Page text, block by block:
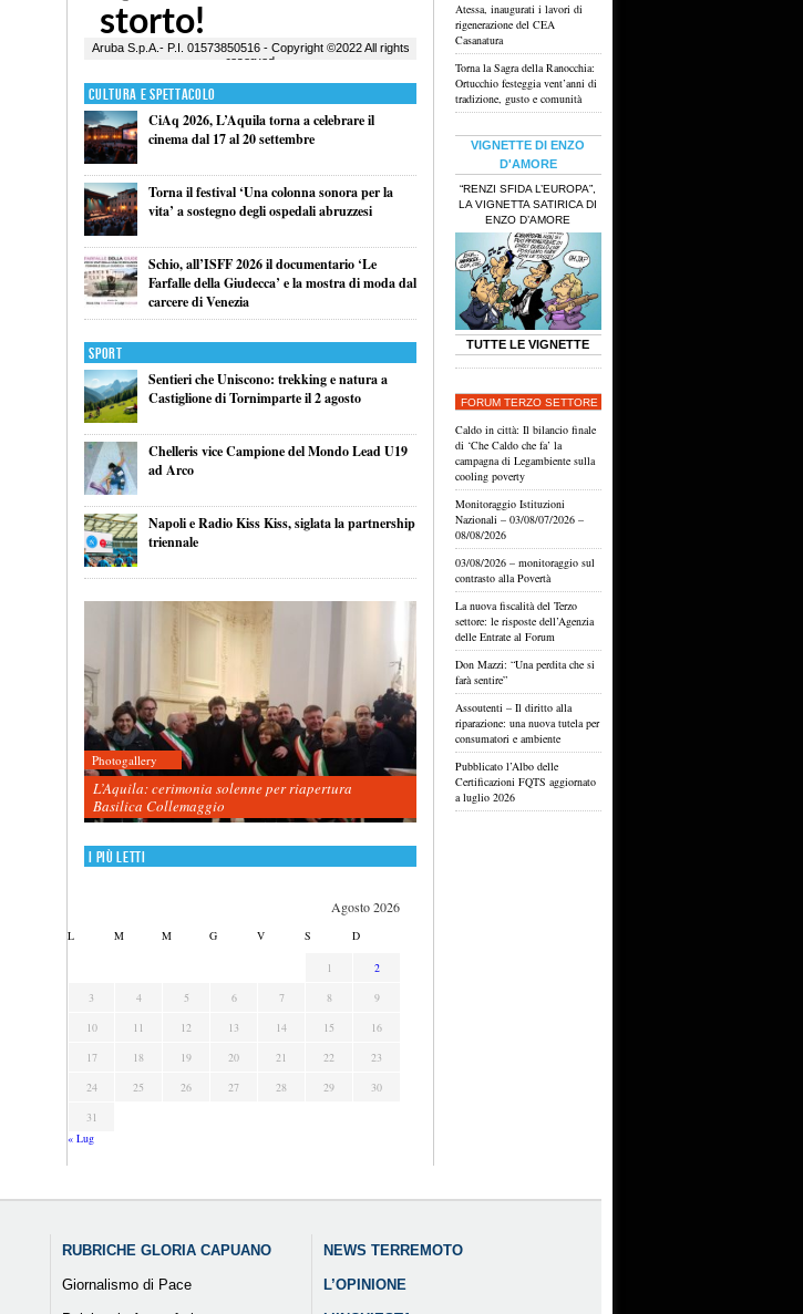
Cultura e Spettacolo
CiAq 2026, L’Aquila torna a celebrare il
cinema dal 17 al 20 settembre
Torna il festival ‘Una colonna sonora per la
vita’ a sostegno degli ospedali abruzzesi
Schio, all’ISFF 2026 il documentario ‘Le
Farfalle della Giudecca’ e la mostra di moda dal
carcere di Venezia
Sport
Sentieri che Uniscono: trekking e natura a
Castiglione di Tornimparte il 2 agosto
Chelleris vice Campione del Mondo Lead U19
ad Arco
Napoli e Radio Kiss Kiss, siglata la partnership
triennale
Photogallery
L’Aquila: cerimonia solenne per riapertura
Basilica Collemaggio
I più letti
Agosto 2026
L M M G V S D
1
2
3
4 5 6 7 8
9
10
11 12 13 14 15
16
17
18 19 20 21 22
23
24
25 26 27 28 29
30
31
« Lug
Atessa, inaugurati i lavori di
rigenerazione del CEA
Casanatura
Torna la Sagra della Ranocchia:
Ortucchio festeggia vent’anni di
tradizione, gusto e comunità
VIGNETTE DI ENZO
D'AMORE
“RENZI SFIDA L’EUROPA”,
LA VIGNETTA SATIRICA DI
ENZO D’AMORE
TUTTE LE VIGNETTE
FORUM TERZO SETTORE
Caldo in città: Il bilancio finale
di ‘Che Caldo che fa’ la
campagna di Legambiente sulla
cooling poverty
Monitoraggio Istituzioni
Nazionali – 03/08/07/2026 –
08/08/2026
03/08/2026 – monitoraggio sul
contrasto alla Povertà
La nuova fiscalità del Terzo
settore: le risposte dell’Agenzia
delle Entrate al Forum
Don Mazzi: “Una perdita che si
farà sentire”
Assoutenti – Il diritto alla
riparazione: una nuova tutela per
consumatori e ambiente
Pubblicato l’Albo delle
Certificazioni FQTS aggiornato
a luglio 2026
RUBRICHE GLORIA CAPUANO
Giornalismo di Pace
NEWS TERREMOTO
L’OPINIONE